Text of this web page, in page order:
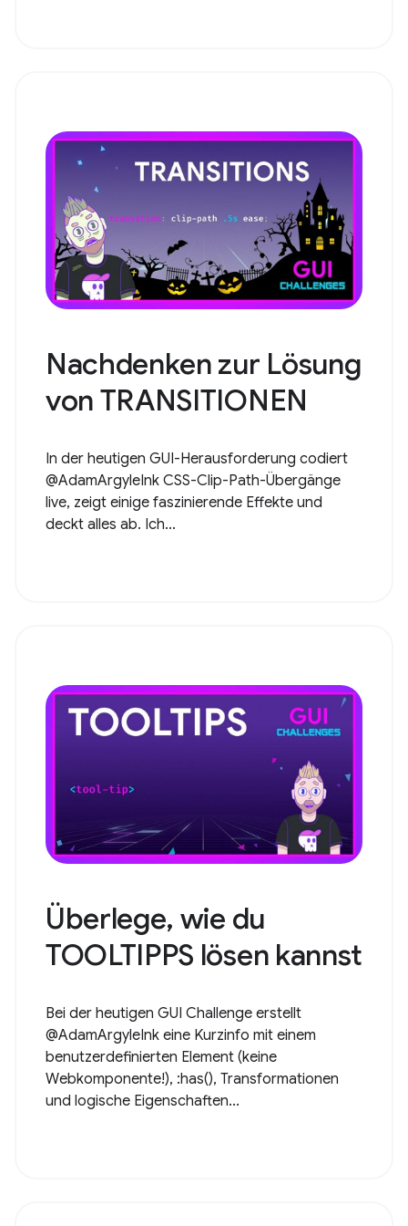
Nachdenken zur Lösung
von TRANSITIONEN
In der heutigen GUI-Herausforderung codiert
@AdamArgyleInk CSS-Clip-Path-Übergänge
live, zeigt einige faszinierende Effekte und
deckt alles ab. Ich...
Überlege, wie du
TOOLTIPPS lösen kannst
Bei der heutigen GUI Challenge erstellt
@AdamArgyleInk eine Kurzinfo mit einem
benutzerdefinierten Element (keine
Webkomponente!), :has(), Transformationen
und logische Eigenschaften...